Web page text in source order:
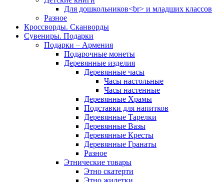
Для дошкольников<br> и младших классов
Разное
Кроссворды. Сканворды
Сувениры. Подарки
Подарки – Армения
Подарочные монеты
Деревянные изделия
Деревянные часы
Часы настольные
Часы настенные
Деревянные Храмы
Подставки для напитков
Деревянные Тарелки
Деревянные Вазы
Деревянные Кресты
Деревянные Гранаты
Разное
Этнические товары
Этно скатерти
Этно жилетки